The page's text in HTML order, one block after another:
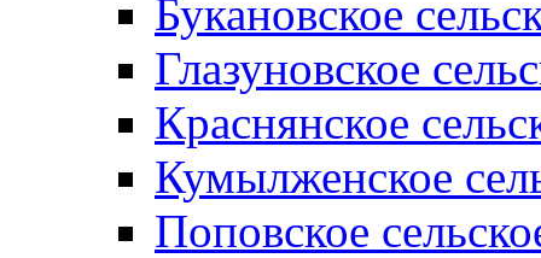
Букановское
Глазуновское
Краснянское
Кумылженское
Поповское